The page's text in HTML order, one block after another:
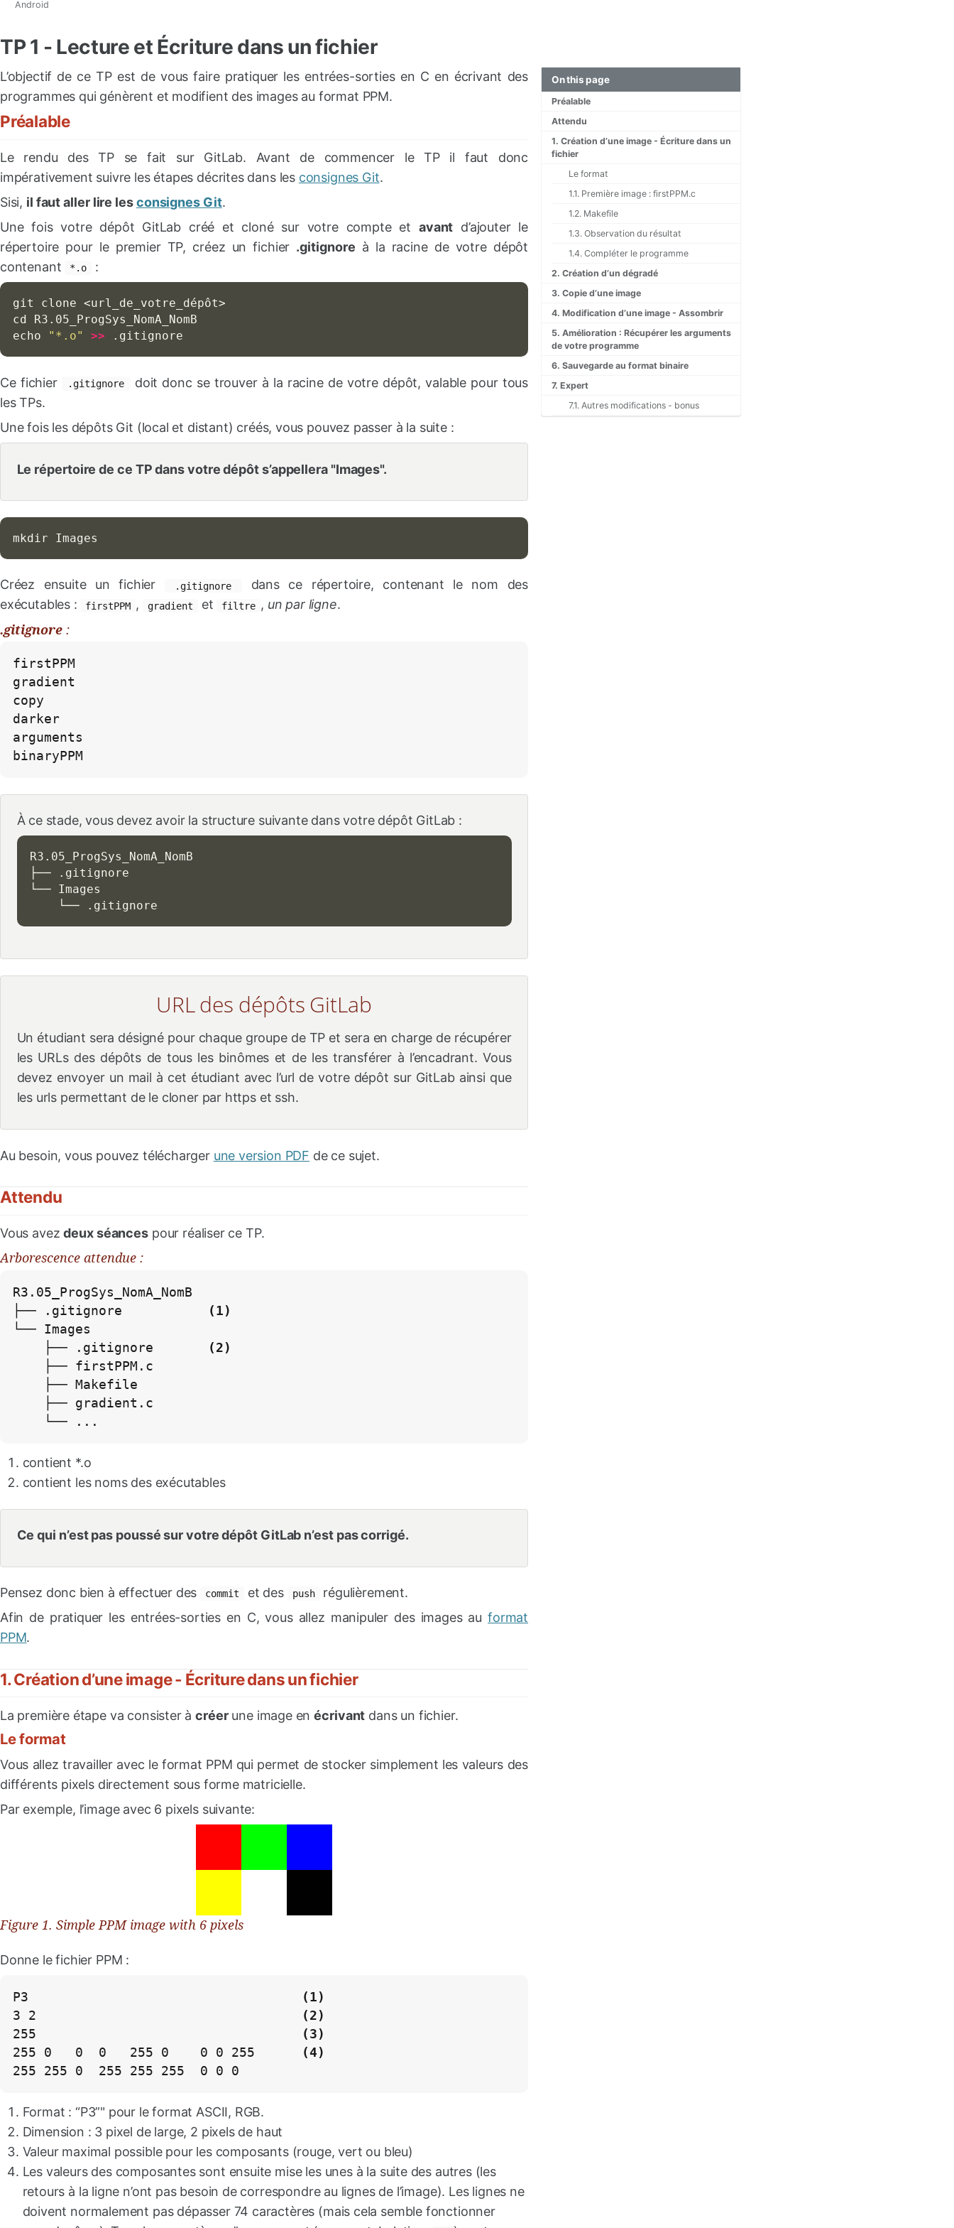
Android
TP 1 - Lecture et Écriture dans un fichier
On this page
Préalable
Attendu
1. Création d’une image - Écriture dans un
fichier
Le format
1.1. Première image : firstPPM.c
1.2. Makefile
1.3. Observation du résultat
1.4. Compléter le programme
2. Création d’un dégradé
3. Copie d’une image
4. Modification d’une image - Assombrir
5. Amélioration : Récupérer les arguments
de votre programme
6. Sauvegarde au format binaire
7. Expert
7.1. Autres modifications - bonus
L’objectif de ce TP est de vous faire pratiquer les entrées-sorties en C en écrivant des
programmes qui génèrent et modifient des images au format PPM.
Préalable
Le rendu des TP se fait sur GitLab. Avant de commencer le TP il faut donc
impérativement suivre les étapes décrites dans les consignes Git.
Sisi, il faut aller lire lesconsignes Git.
Une fois votre dépôt GitLab créé et cloné sur votre compte et avant d’ajouter le
répertoire pour le premier TP, créez un fichier .gitignore à la racine de votre dépôt
contenant
*.o :
cd
echo
"*.o" >> .gitignore
Ce fichier .gitignore
doit donc se trouver à la racine de votre dépôt, valable pour tous
les TPs.
Une fois les dépôts Git (local et distant) créés, vous pouvez passer à la suite :
Le répertoire de ce TP dans votre dépôt s’appellera "Images".
mkdir Images
Créez ensuite un fichier .gitignore
dans ce répertoire, contenant le nom des
exécutables :
firstPPM , gradient et filtre , un par ligne.
.gitignore :
firstPPM
gradient
copy
darker
arguments
binaryPPM
À ce stade, vous devez avoir la structure suivante dans votre dépôt GitLab :
R3.05_ProgSys_NomA_NomB
├── .gitignore
└── Images
    └── .gitignore
URL des dépôts GitLab
Un étudiant sera désigné pour chaque groupe de TP et sera en charge de récupérer
les URLs des dépôts de tous les binômes et de les transférer à l’encadrant. Vous
devez envoyer un mail à cet étudiant avec l’url de votre dépôt sur GitLab ainsi que
les urls permettant de le cloner par https et ssh.
Au besoin, vous pouvez télécharger une version PDF de ce sujet.
Attendu
Vous avezdeux séances pour réaliser ce TP.
Arborescence attendue :
R3.05_ProgSys_NomA_NomB
├── .gitignore
(1)
└── Images
    ├── .gitignore
(2)
    └── ...
contient *.o
contient les noms des exécutables
Ce qui n’est pas poussé sur votre dépôt GitLab n’est pas corrigé.
Pensez donc bien à effectuer des commit et des push
régulièrement.
Afin de pratiquer les entrées-sorties en C, vous allez manipuler des images auformat
PPM.
1. Création d’une image - Écriture dans un fichier
La première étape va consister àcréerune image enécrivant dans un fichier.
Le format
Vous allez travailler avec le format PPM qui permet de stocker simplement les valeurs des
différents pixels directement sous forme matricielle.
Par exemple, l’image avec 6 pixels suivante:
Figure 1. Simple PPM image with 6 pixels
Donne le fichier PPM :
P3
(1)
3 2
(2)
255
(3)
255 0   0  0   255 0    0 0 255
(4)
255 255 0  255 255 255  0 0 0
Format : “P3”" pour le format ASCII, RGB.
Dimension : 3 pixel de large, 2 pixels de haut
Valeur maximal possible pour les composants (rouge, vert ou bleu)
Les valeurs des composantes sont ensuite mise les unes à la suite des autres (les
retours à la ligne n’ont pas besoin de correspondre au lignes de l’image). Les lignes ne
doivent normalement pas dépasser 74 caractères (mais cela semble fonctionner